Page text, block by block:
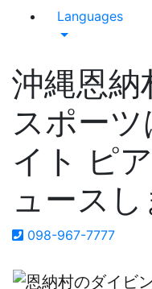
Languages
沖縄恩納
スポー
イト ピ
ュースし
098-967-7777